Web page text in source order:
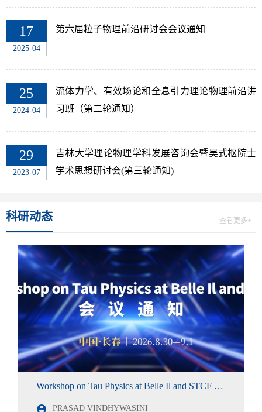
第六届粒子物理前沿研讨会会议通知
17
2025-04
流体力学、有效场论和全息引力理论物理前沿讲
习班（第二轮通知）
25
2024-04
吉林大学理论物理学科发展咨询会暨吴式枢院士
学术思想研讨会(第三轮通知)
29
2023-07
科研动态 查看更多+
Workshop on Tau Physics at Belle Il and STCF 会议通知
PRASAD VINDHYWASINI